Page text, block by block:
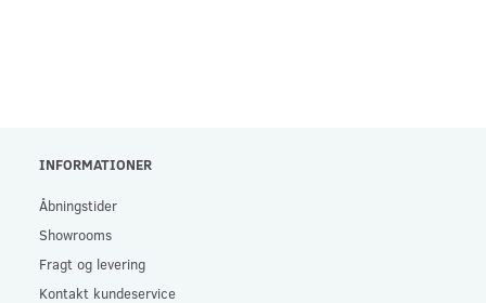
INFORMATIONER
Åbningstider
Showrooms
Fragt og levering
Kontakt kundeservice